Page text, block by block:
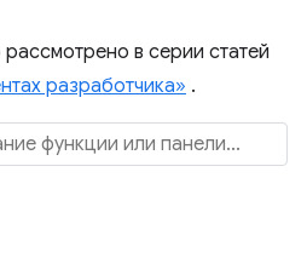
в серии статей
разработчика» .